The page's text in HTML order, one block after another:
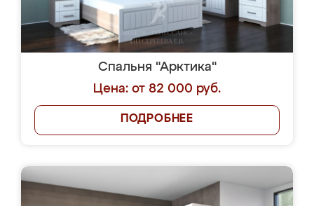
Спальня "Арктика"
Цена: от 82 000 руб.
ПОДРОБНЕЕ